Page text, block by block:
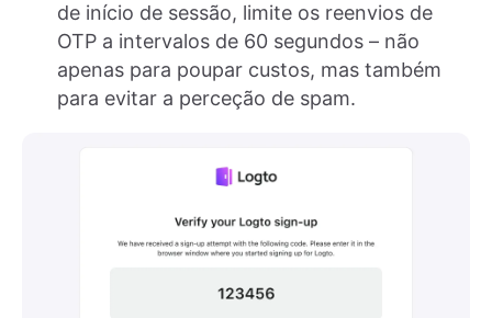
de início de sessão, limite os reenvios de
OTP a intervalos de 60 segundos – não
apenas para poupar custos, mas também
para evitar a perceção de spam.